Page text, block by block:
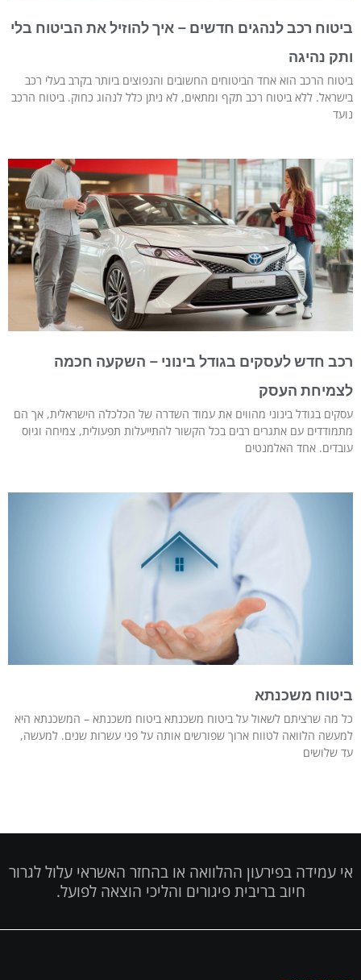
ביטוח רכב לנהגים חדשים – איך להוזיל את הביטוח בלי
ותק נהיגה
ביטוח הרכב הוא אחד הביטוחים החשובים והנפוצים ביותר בקרב בעלי רכב
בישראל. ללא ביטוח רכב תקף ומתאים, לא ניתן כלל לנהוג כחוק. ביטוח הרכב
נועד
רכב חדש לעסקים בגודל בינוני – השקעה חכמה
לצמיחת העסק
עסקים בגודל בינוני מהווים את עמוד השדרה של הכלכלה הישראלית, אך הם
מתמודדים עם אתגרים רבים בכל הקשור להתייעלות תפעולית, צמיחה וגיוס
עובדים. אחד האלמנטים
ביטוח משכנתא
כל מה שרציתם לשאול על ביטוח משכנתא ביטוח משכנתא – המשכנתא היא
למעשה הלוואה לטווח ארוך שפורשים אותה על פני עשרות שנים. למעשה,
עד שלושים
אי עמידה בפירעון ההלוואה או בהחזר האשראי עלול לגרור
חיוב בריבית פיגורים והליכי הוצאה לפועל.